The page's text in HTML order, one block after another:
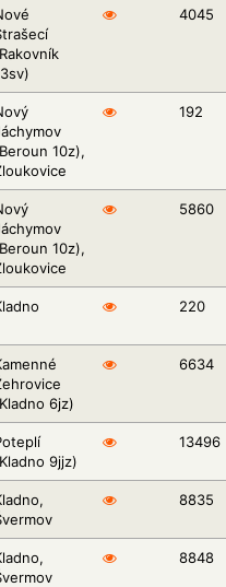
4045
10z),
192
10z),
5860
220
6jz)
6634
9jjz)
13496
8835
8848